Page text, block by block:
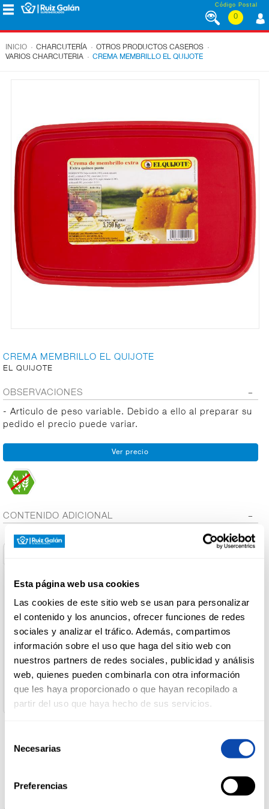
Esta página web usa cookies
Las cookies de este sitio web se usan para personalizar
el contenido y los anuncios, ofrecer funciones de redes
sociales y analizar el tráfico. Además, compartimos
información sobre el uso que haga del sitio web con
nuestros partners de redes sociales, publicidad y análisis
web, quienes pueden combinarla con otra información
que les haya proporcionado o que hayan recopilado a
partir del uso que haya hecho de sus servicios.
Necesarias
Preferencias
Saltar al contenido Código Postal
0
CORPORATIVO
DESAYUNO
Y
MERIENDA
CONGELADOS
QUESOS
CORTE
FRUTAS Y
VERDURAS
BEBIDAS
E HIGIENE
BAZAR
INICIO . CHARCUTERÍA . OTROS PRODUCTOS CASEROS .
VARIOS CHARCUTERIA . CREMA MEMBRILLO EL QUIJOTE
CREMA MEMBRILLO EL QUIJOTE
EL QUIJOTE
OBSERVACIONES
- Articulo de peso variable. Debido a ello al preparar su
pedido el precio puede variar.
CONTENIDO ADICIONAL
Denominación de alimento:
País de Origen:
España
Nombre de Operador:
Membrillo El Quijote, S.A.
Dirección del Operador:
Polígono Industrial San Pancracio, 16, 14500 Puente Genil,
Córdoba
Cantidad neta:
3.75 kg
Productos relacionados